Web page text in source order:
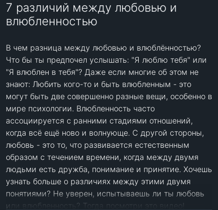
7 различий между любовью и
влюбленностью
В чем разница между любовью и влюблённостью?
Что бы ты предпочел услышать: "Я люблю тебя" или
"Я влюблен в тебя"? Даже если многие об этом не
знают: Любить кого-то и быть влюбленным - это
могут быть две совершенно разные вещи, особенно в
мире психологии. Влюбленность часто
ассоциируется с ранними стадиями отношений,
когда всё ещё ново и волнующе. С другой стороны,
любовь - это то, что развивается естественным
образом с течением времени, когда между двумя
людьми есть дружба, понимание и принятие. Хочешь
узнать больше о различиях между этими двумя
понятиями? Не уверен, испытываешь ли ты любовь
или влюбленность? Тогда посмотри это видео!